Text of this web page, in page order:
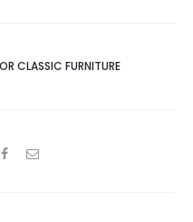
CLASSIC FURNITURE